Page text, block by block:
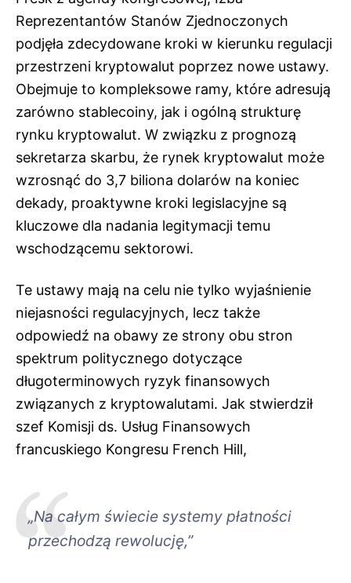
Reprezentantów Stanów Zjednoczonych
podjęła zdecydowane kroki w kierunku regulacji
przestrzeni kryptowalut poprzez nowe ustawy.
Obejmuje to kompleksowe ramy, które adresują
zarówno stablecoiny, jak i ogólną strukturę
rynku kryptowalut. W związku z prognozą
sekretarza skarbu, że rynek kryptowalut może
wzrosnąć do 3,7 biliona dolarów na koniec
dekady, proaktywne kroki legislacyjne są
kluczowe dla nadania legitymacji temu
wschodzącemu sektorowi.
Te ustawy mają na celu nie tylko wyjaśnienie
niejasności regulacyjnych, lecz także
odpowiedź na obawy ze strony obu stron
spektrum politycznego dotyczące
długoterminowych ryzyk finansowych
związanych z kryptowalutami. Jak stwierdził
szef Komisji ds. Usług Finansowych
francuskiego Kongresu French Hill,
„Na całym świecie systemy płatności
przechodzą rewolucję,”